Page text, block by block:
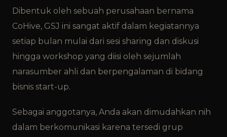
Dibentuk oleh sebuah perusahaan bernama
CoHive, GSJ ini sangat aktif dalam kegiatannya
setiap bulan mulai dari sesi sharing dan diskusi
hingga workshop yang diisi oleh sejumlah
narasumber ahli dan berpengalaman di bidang
bisnis start-up.
Sebagai anggotanya, Anda akan dimudahkan nih
dalam berkomunikasi karena tersedi grup